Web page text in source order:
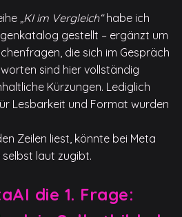
„KI im Vergleich“habe ich
gestellt – ergänzt um
die sich im Gespräch
sind hier vollständig
Kürzungen. Lediglich
Lesbarkeit und Format wurden
Zeilen liest, könnte bei Meta
laut zugibt.
die 1. Frage: